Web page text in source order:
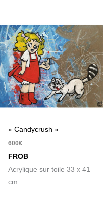
« Candycrush »
600€
FROB
Acrylique sur toile 33 x 41
cm